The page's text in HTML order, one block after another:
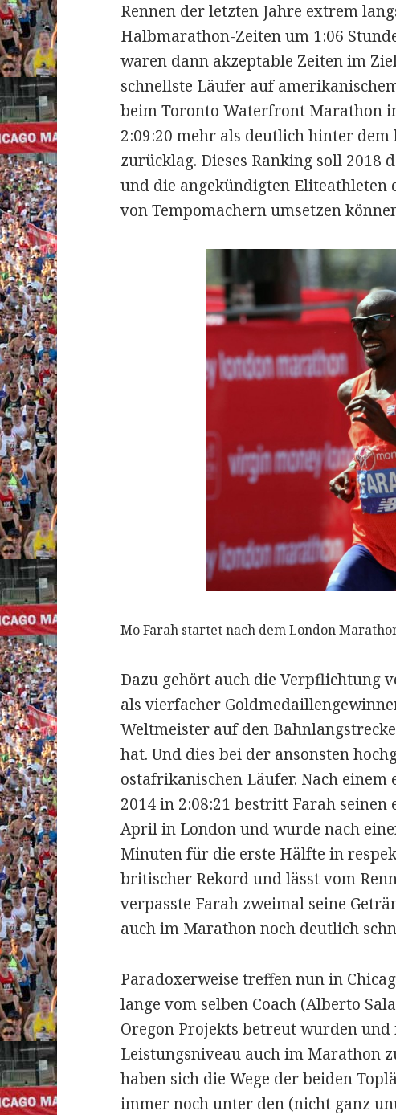
Rennen der letzten Jahre extrem
Halbmarathon-Zeiten um 1:06
waren dann akzeptable Zeiten im
schnellste Läufer auf
beim Toronto Waterfront Marathon
2:09:20 mehr als deutlich hinter dem
zurücklag. Dieses Ranking soll 2018
und die angekündigten
von Tempomachern umsetzen
Mo Farah startet nach dem London
Dazu gehört auch die Verpflichtung
als vierfacher
Weltmeister auf den
hat. Und dies bei der ansonsten
ostafrikanischen Läufer. Nach einem
2014 in 2:08:21 bestritt Farah
April in London und wurde nach
Minuten für die erste Hälfte in
britischer Rekord und lässt vom
verpasste Farah zweimal seine
auch im Marathon noch deutlich
Paradoxerweise treffen nun in
lange vom selben Coach (Alberto
Oregon Projekts betreut wurden und
Leistungsniveau auch im Marathon
haben sich die Wege der beiden
immer noch unter den (nicht ganz